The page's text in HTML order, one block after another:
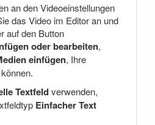
an den Videoeinstellungen
das Video im Editor an und
auf den Button
oder bearbeiten,
einfügen, Ihre
Textfeldverwenden,
Einfacher Text